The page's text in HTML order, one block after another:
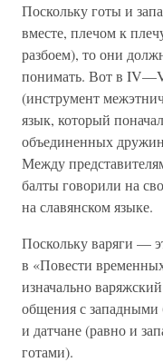
Поскольку готы и
вместе, плечом к
разбоем), то они
понимать. Вот в
(инструмент
язык, который
объединенных
Между
балты говорили на
на славянском языке.
Поскольку варяги —
в «Повести
изначально
общения с западными
и датчане (равно и
готами).